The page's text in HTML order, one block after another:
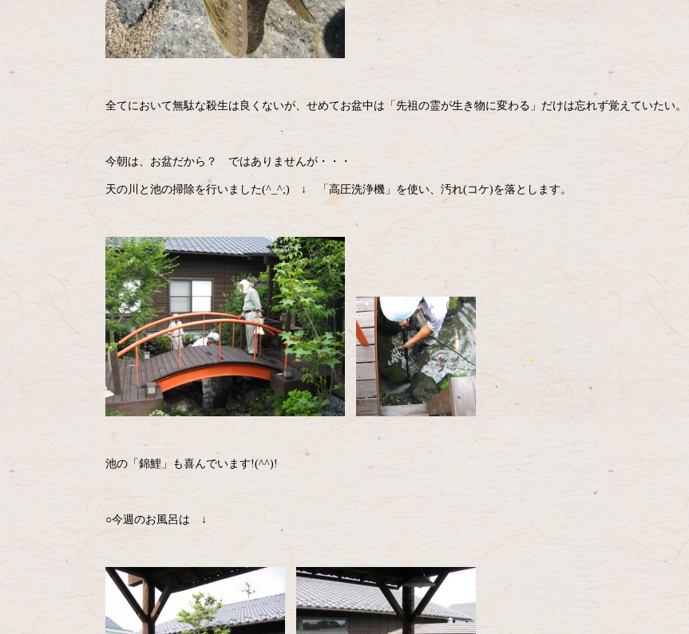
全てにおいて無駄な殺生は良くないが、せめてお盆中は「先祖の霊が生き物に変わる」だけは忘れず覚えていたい。
今朝は、お盆だから？ ではありませんが・・・
天の川と池の掃除を行いました(^_^;) ↓ 「高圧洗浄機」を使い、汚れ(コケ)を落とします。
池の「錦鯉」も喜んでいます!(^^)!
○今週のお風呂は ↓